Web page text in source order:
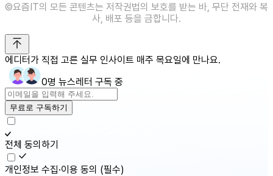
©️요즘IT의 모든 콘텐츠는 저작권법의 보호를 받는 바, 무단 전재와 복
사, 배포 등을 금합니다.
에디터가 직접 고른 실무 인사이트 매주 목요일에 만나요.
0명 뉴스레터 구독 중
무료로 구독하기
전체 동의하기
개인정보 수집·이용 동의 (필수)